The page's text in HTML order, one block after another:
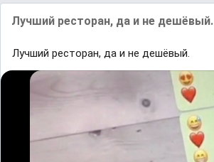
Лучший ресторан, да и не дешёвый.
Лучший ресторан, да и не дешёвый.